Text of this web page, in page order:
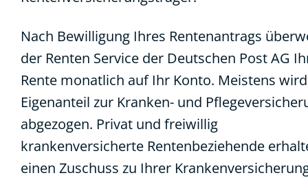
Nach Bewilligung Ihres Rentenantrags
der Renten Service der Deutschen Post AG
Rente monatlich auf Ihr Konto. Meistens
Eigenanteil zur Kranken- und
abgezogen. Privat und freiwillig
krankenversicherte Rentenbeziehende
einen Zuschuss zu Ihrer